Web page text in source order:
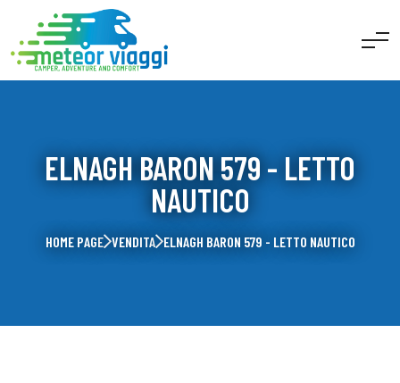
ELNAGH BARON 579 - LETTO
NAUTICO
HOME PAGE VENDITA ELNAGH BARON 579 - LETTO NAUTICO